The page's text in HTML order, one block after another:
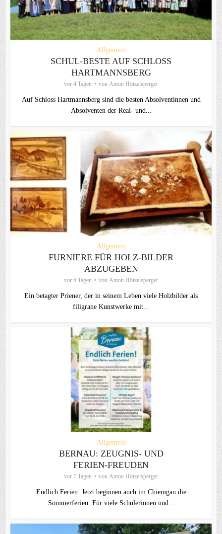
Allgemein
SCHUL-BESTE AUF SCHLOSS
HARTMANNSBERG
vor 4 Tagen von Anton Hötzelsperger
Auf Schloss Hartmannsberg sind die besten Absolventinnen und
Absolventen der Real- und...
Allgemein
FURNIERE FÜR HOLZ-BILDER
ABZUGEBEN
vor 6 Tagen von Anton Hötzelsperger
Ein betagter Priener, der in seinem Leben viele Holzbilder als
filigrane Kunstwerke mit...
Allgemein
BERNAU: ZEUGNIS- UND
FERIEN-FREUDEN
vor 7 Tagen von Anton Hötzelsperger
Endlich Ferien: Jetzt beginnen auch im Chiemgau die
Sommerferien. Für viele Schülerinnen und...